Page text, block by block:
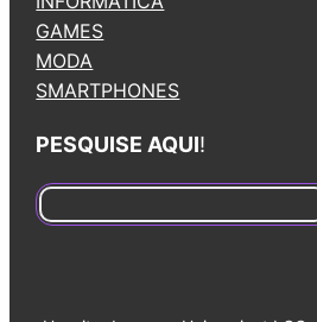
GAMES
MODA
SMARTPHONES
PESQUISE AQUI!
S
e